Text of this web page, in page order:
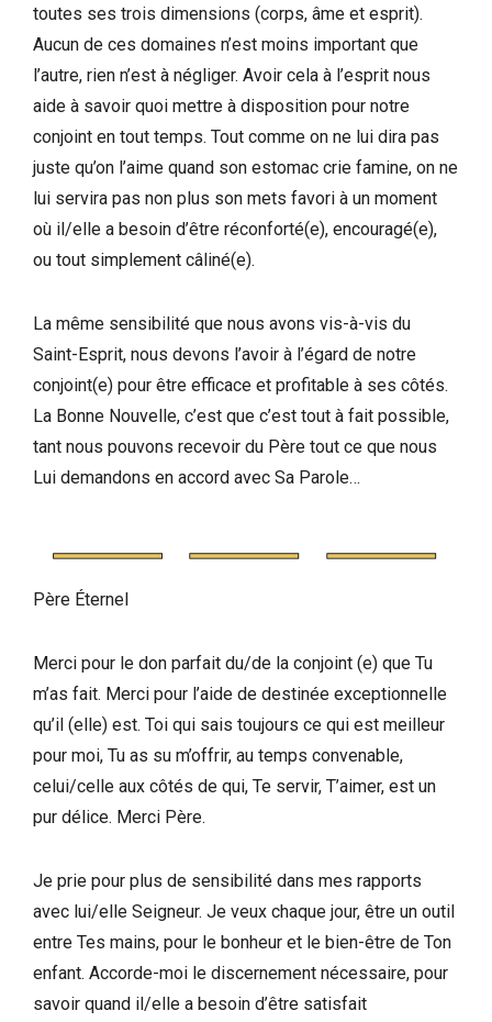
toutes ses trois dimensions (corps, âme et esprit).
Aucun de ces domaines n’est moins important que
l’autre, rien n’est à négliger. Avoir cela à l’esprit nous
aide à savoir quoi mettre à disposition pour notre
conjoint en tout temps. Tout comme on ne lui dira pas
juste qu’on l’aime quand son estomac crie famine, on ne
lui servira pas non plus son mets favori à un moment
où il/elle a besoin d’être réconforté(e), encouragé(e),
ou tout simplement câliné(e).
La même sensibilité que nous avons vis-à-vis du
Saint-Esprit, nous devons l’avoir à l’égard de notre
conjoint(e) pour être efficace et profitable à ses côtés.
La Bonne Nouvelle, c’est que c’est tout à fait possible,
tant nous pouvons recevoir du Père tout ce que nous
Lui demandons en accord avec Sa Parole…
Père Éternel
Merci pour le don parfait du/de la conjoint (e) que Tu
m’as fait. Merci pour l’aide de destinée exceptionnelle
qu’il (elle) est. Toi qui sais toujours ce qui est meilleur
pour moi, Tu as su m’offrir, au temps convenable,
celui/celle aux côtés de qui, Te servir, T’aimer, est un
pur délice. Merci Père.
Je prie pour plus de sensibilité dans mes rapports
avec lui/elle Seigneur. Je veux chaque jour, être un outil
entre Tes mains, pour le bonheur et le bien-être de Ton
enfant. Accorde-moi le discernement nécessaire, pour
savoir quand il/elle a besoin d’être satisfait